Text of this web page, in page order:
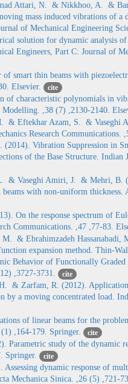
Attari, N. & Nikkhoo, A. &
mass induced vibrations of a
of Mechanical Engineering
solution for dynamic analysis of
Engineers, Part C: Journal of
smart thin beams with
Elsevier.
cite
characteristic polynomials in
,38 (7) ,2130-2140.
& Eftekhar Azam, S. & Vaseghi
Research Communications.
Vibration Suppression in
of the Base Structure. Indian
& Vaseghi Amiri, J. & Mehri, B.
with non-uniform
the response spectrum of
Communications. ,47 ,77-83.
& Ebrahimzadeh Hassanabadi,
expansion method. Thin-
Behavior of Functionally Graded
,3727-3731.
cite
Zarfam, R. (2012). Application
by a moving concentrated load.
of linear beams for the
,164-179. Springer.
cite
study of the dynamic
Springer.
cite
dynamic response of
Mechanica Sinica. ,26 (5) ,721-